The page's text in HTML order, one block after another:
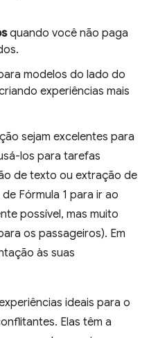
quando você não paga
modelos do lado do
experiências mais
sejam excelentes para
los para tarefas
de texto ou extração de
Fórmula 1 para ir ao
possível, mas muito
os passageiros). Em
às suas
ideais para o
Elas têm a